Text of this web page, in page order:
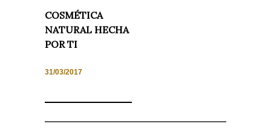
COSMÉTICA
NATURAL HECHA
POR TI
31/03/2017